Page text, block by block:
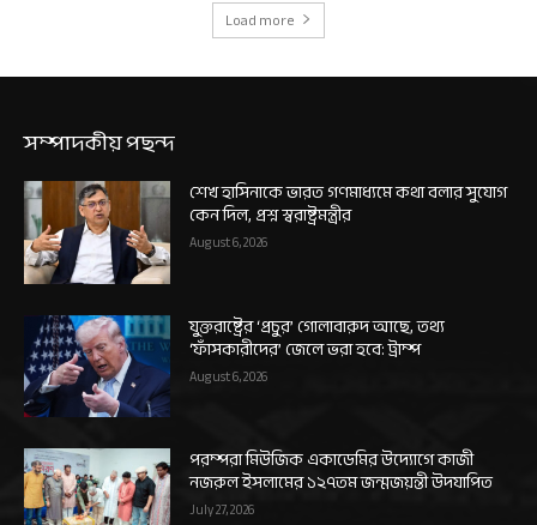
Load more
সম্পাদকীয় পছন্দ
শেখ হাসিনাকে ভারত গণমাধ্যমে কথা বলার সুযোগ
কেন দিল, প্রশ্ন স্বরাষ্ট্রমন্ত্রীর
August 6, 2026
যুক্তরাষ্ট্রের ‘প্রচুর’ গোলাবারুদ আছে, তথ্য
‘ফাঁসকারীদের’ জেলে ভরা হবে: ট্রাম্প
August 6, 2026
পরম্পরা মিউজিক একাডেমির উদ্যোগে কাজী
নজরুল ইসলামের ১২৭তম জন্মজয়ন্তী উদযাপিত
July 27, 2026